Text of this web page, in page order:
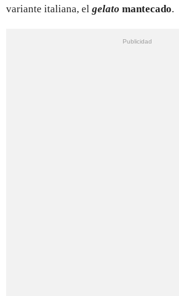
variante italiana, el gelato mantecado.